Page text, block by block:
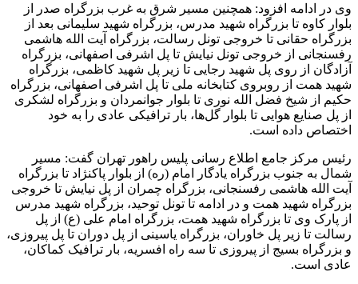
وی در ادامه افزود: همچنین مسیر شرق به غرب بزرگراه صدر از
بلوار کاوه تا بزرگراه شهید مدرس، بزرگراه شهید سلیمانی بعد از
بزرگراه حقانی تا خروجی تونل رسالت، بزرگراه آیت الله هاشمی
رفسنجانی از خروجی تونل نیایش تا پل اشرفی اصفهانی، بزرگراه
آزادگان از روی پل شهید رجایی تا زیر پل شهید کاظمی، بزرگراه
شهید همت از روبروی کتابخانه ملی تا پل اشرفی اصفهانی، بزرگراه
حکیم از شیخ فضل الله نوری تا بلوار جوانمردان و بزرگراه لشکری
از پل صنایع هوایی تا بلوار گل‌ها، بار ترافیکی عادی را به خود
اختصاص داده است.
رئیس مرکز جامع اطلاع رسانی پلیس راهور تهران گفت: مسیر
شمال به جنوب بزرگراه یادگار امام (ره) از بلوار پاکنژاد تا بزرگراه
آیت الله هاشمی رفسنجانی، بزرگراه چمران از پل نیایش تا خروجی
بزرگراه شهید همت و در ادامه تا تونل توحید، بزرگراه شهید مدرس
از پارک وی تا بزرگراه شهید همت، بزرگراه امام علی (ع) از پل
رسالت تا زیر پل خاوران، بزرگراه یاسینی از پل دوران تا پل پیروزی،
و بزرگراه بسیج از پیروزی تا سه راه افسریه، بار ترافیک کماکان،
عادی است.